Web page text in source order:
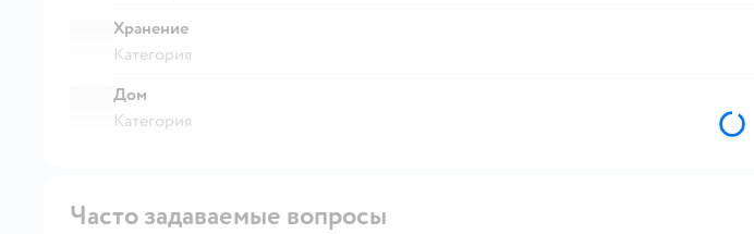
Хранение
Категория
Дом
Категория
Часто задаваемые вопросы